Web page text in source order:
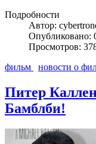
Подробности
Автор:
Опубликовано:
Просмотров:
фильм
новости о
Питер
Бамблби!